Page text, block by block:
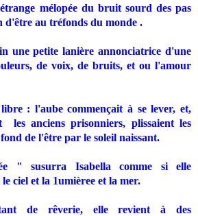
mélopée du bruit sourd des pas
d'être au tréfonds du monde .
une petite lanière annonciatrice d'une
de voix, de bruits, et ou l'amour
: l'aube commençait à se lever, et,
les anciens prisonniers, plissaient les
de l'être par le soleil naissant.
" susurra Isabella comme si elle
ciel et la 1umièree et la mer.
de rêverie, elle revient à des